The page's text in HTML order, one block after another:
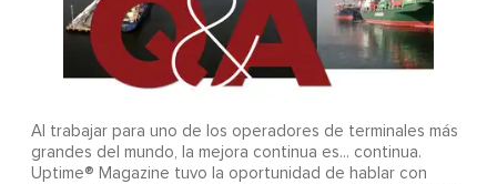
Al trabajar para uno de los operadores de terminales más
grandes del mundo, la mejora continua es... continua.
Uptime® Magazine tuvo la oportunidad de hablar con